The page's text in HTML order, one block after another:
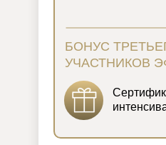
БОНУС
УЧАСТНИКОВ